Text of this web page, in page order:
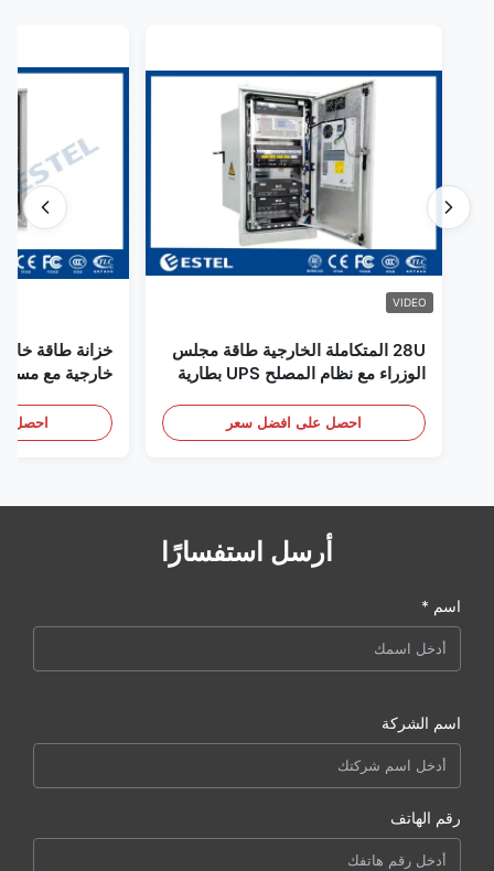
VIDEO
28U المتكاملة الخارجية طاقة مجلس
الوزراء مع نظام المصلح UPS بطارية
احصل على افضل سعر
خزانة طاقة
خارجية مع
احصل
أرسل استفسارًا
اسم *
اسم الشركة
رقم الهاتف